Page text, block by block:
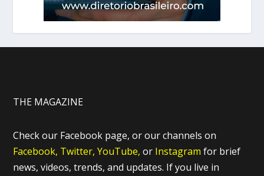
THE MAGAZINE
Check our Facebook page, or our channels on
Facebook, Twitter, YouTube, or Instagram for brief
news, videos, trends, and updates. If you live in